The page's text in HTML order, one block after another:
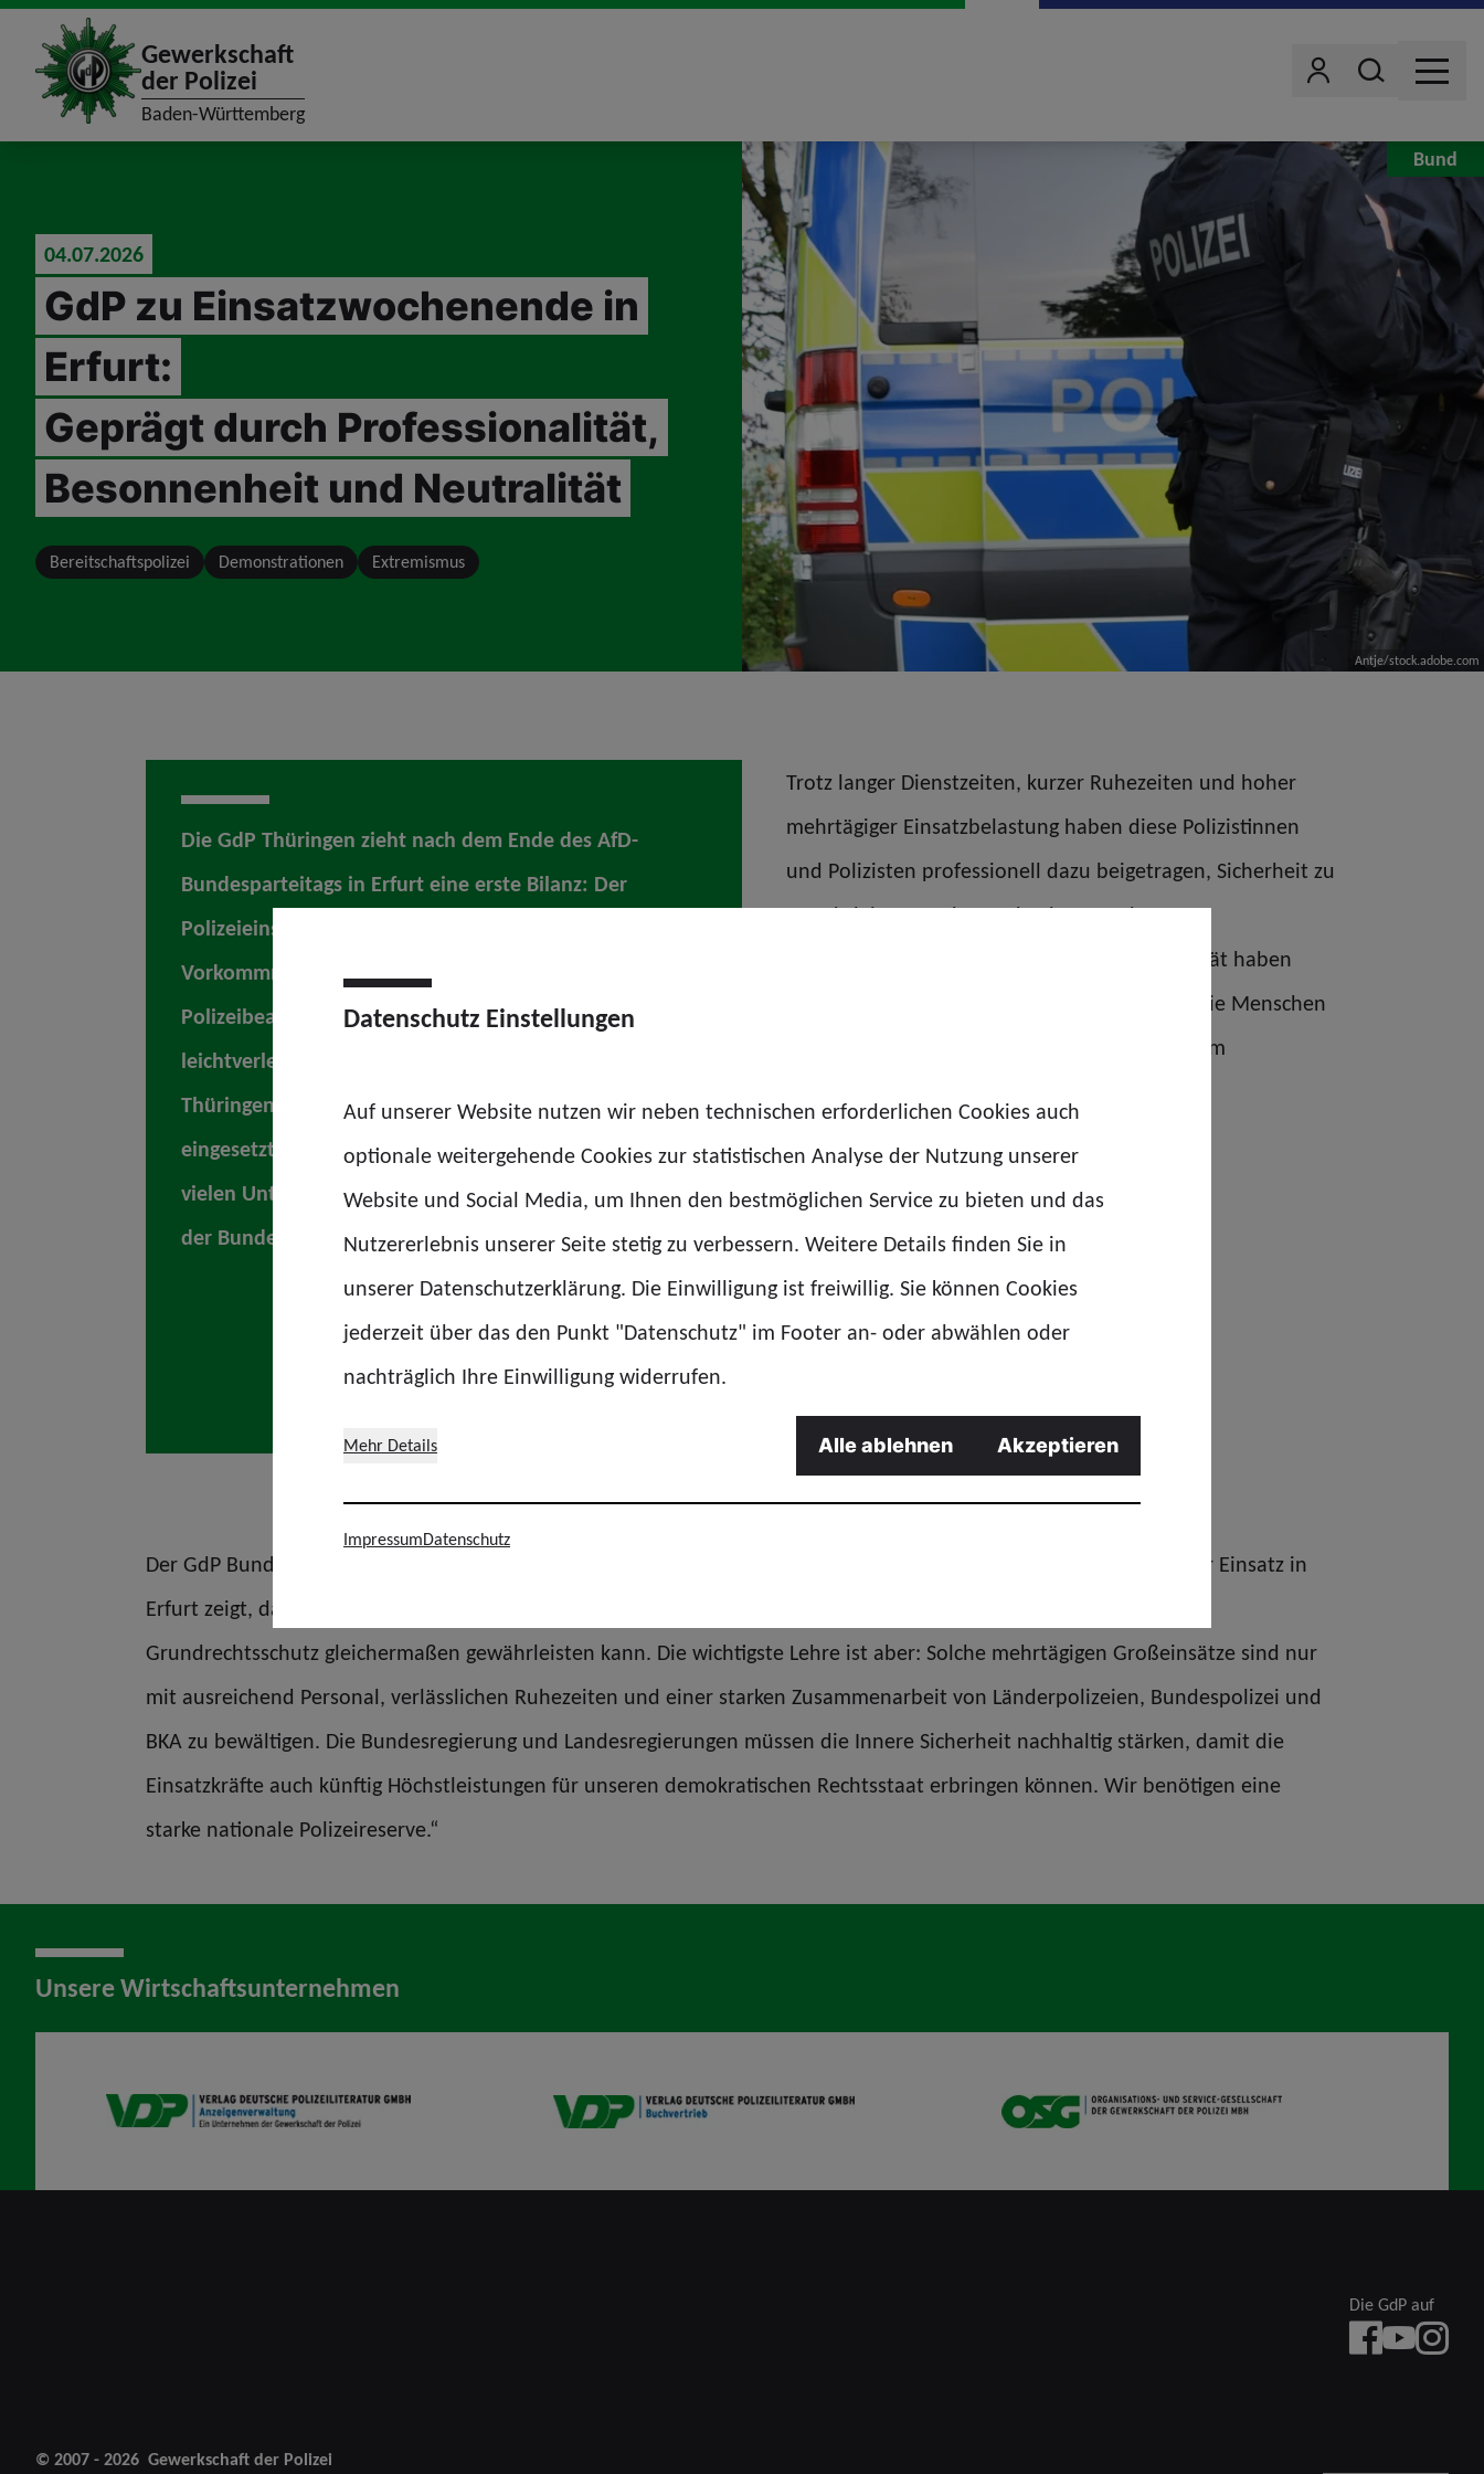
site_logo
Gewerkschaft
der Polizei
Baden-Württemberg
Benutzer
Wonach suchst
MENU
Antje/stock.adobe.com
Bund
04.07.2026
GdP zu Einsatzwochenende in
Erfurt:
Geprägt durch Professionalität,
Besonnenheit und Neutralität
Bereitschaftspolizei Demonstrationen Extremismus
Die GdP Thüringen zieht nach dem Ende des AfD-
Bundesparteitags in Erfurt eine erste Bilanz: Der
Polizeieinsatz verlief insgesamt ruhig. Besondere
Vorkommnissewaren nicht zu verzeichnen. Wenige
Polizeibeamtinnen und Polizeibeamte wurden
leichtverletzt, blieben jedoch dienstfähig. Die GdP
Thüringen bedankt sich ausdrücklich bei allen
eingesetzten Kräften der Thüringer Polizei sowie den
vielen Unterstützungskräften aus allen Bundesländern,
der Bundespolizei und dem Bundeskriminalamt.
Trotz langer Dienstzeiten, kurzer Ruhezeiten und hoher
mehrtägiger Einsatzbelastung haben diese Polizistinnen
und Polizisten professionell dazu beigetragen, Sicherheit zu
gewährleisten und Grundrechte zu schützen.
„Professionalität, Besonnenheit und Neutralität haben
diesen Einsatz geprägt. Genau das erwarten die Menschen
von ihrer Polizei – und genau das haben wir am
Der GdP Bundesvorsitzende Jochen Kopelke schließt sich dieser Darstellung der GdP Thüringen an und ergänzt: „Der Einsatz in
Erfurt zeigt, dass die Polizei auch bei hochpolitischen und bundesweit beachteten Veranstaltungen Sicherheit und
Grundrechtsschutz gleichermaßen gewährleisten kann. Die wichtigste Lehre ist aber: Solche mehrtägigen Großeinsätze sind nur
mit ausreichend Personal, verlässlichen Ruhezeiten und einer starken Zusammenarbeit von Länderpolizeien, Bundespolizei und
BKA zu bewältigen. Die Bundesregierung und Landesregierungen müssen die Innere Sicherheit nachhaltig stärken, damit die
Einsatzkräfte auch künftig Höchstleistungen für unseren demokratischen Rechtsstaat erbringen können. Wir benötigen eine
starke nationale Polizeireserve.“
Unsere Wirtschaftsunternehmen
VDP AV VDP B OSG
Die GdP auf
Facebook
YouTube
© 2007 - 2026 Gewerkschaft der Polizei
Datenschutz Einstellungen
Auf unserer Website nutzen wir neben technischen erforderlichen Cookies auch
optionale weitergehende Cookies zur statistischen Analyse der Nutzung unserer
Website und Social Media, um Ihnen den bestmöglichen Service zu bieten und das
Nutzererlebnis unserer Seite stetig zu verbessern. Weitere Details finden Sie in
unserer Datenschutzerklärung. Die Einwilligung ist freiwillig. Sie können Cookies
jederzeit über das den Punkt "Datenschutz" im Footer an- oder abwählen oder
nachträglich Ihre Einwilligung widerrufen.
Mehr Details Alle ablehnen Akzeptieren
ImpressumDatenschutz